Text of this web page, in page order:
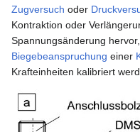
Zugversuch oder
Kontraktion oder
Spannungsänderung
Biegebeanspruchung einer
Krafteinheiten kalibriert